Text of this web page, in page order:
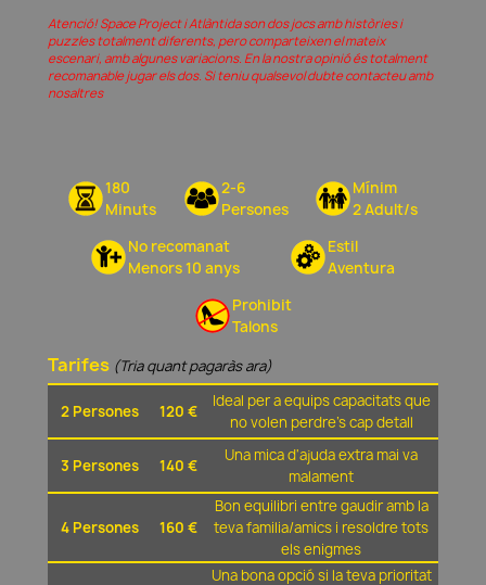
Atenció! Space Project i Atlàntida son dos jocs amb històries i
puzzles totalment diferents, pero comparteixen el mateix
escenari, amb algunes variacions. En la nostra opinió és totalment
recomanable jugar els dos. Si teniu qualsevol dubte contacteu amb
nosaltres
180
Minuts
2-6
Persones
Mínim
2 Adult/s
No recomanat
Menors 10 anys
Estil
Aventura
Prohibit
Talons
Tarifes (Tria quant pagaràs ara)
2 Persones 120 €
Ideal per a equips capacitats que
no volen perdre's cap detall
3 Persones 140 €
Una mica d'ajuda extra mai va
malament
4 Persones 160 €
Bon equilibri entre gaudir amb la
teva familia/amics i resoldre tots
els enigmes
Una bona opció si la teva prioritat